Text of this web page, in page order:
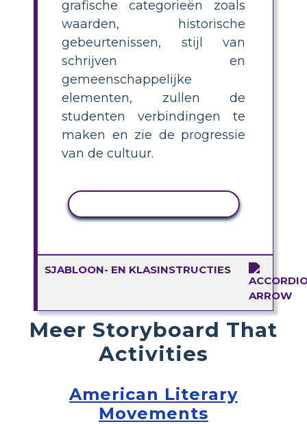
grafische categorieën zoals
waarden, historische
gebeurtenissen, stijl van
schrijven en
gemeenschappelijke
elementen, zullen de
studenten verbindingen te
maken en zie de progressie
van de cultuur.
SJABLOON- EN KLASINSTRUCTIES
Meer Storyboard That
Activities
American Literary
Movements